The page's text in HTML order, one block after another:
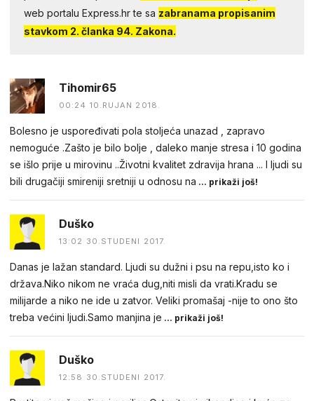
web portalu Express.hr te sa zabranama propisanim
stavkom 2. članka 94. Zakona.
Tihomir65
00:24 10.RUJAN 2018.
Bolesno je uspoređivati pola stoljeća unazad , zapravo
nemoguće .Zašto je bilo bolje , daleko manje stresa i 10 godina
se išlo prije u mirovinu ..Životni kvalitet zdravija hrana ... I ljudi su
bili drugačiji smireniji sretniji u odnosu na ... prikaži još!
Duško
13:02 30.STUDENI 2017.
Danas je lažan standard. Ljudi su dužni i psu na repu,isto ko i
država.Niko nikom ne vraća dug,niti misli da vrati.Kradu se
milijarde a niko ne ide u zatvor. Veliki promašaj -nije to ono što
treba većini ljudi.Samo manjina je ... prikaži još!
Duško
12:58 30.STUDENI 2017.